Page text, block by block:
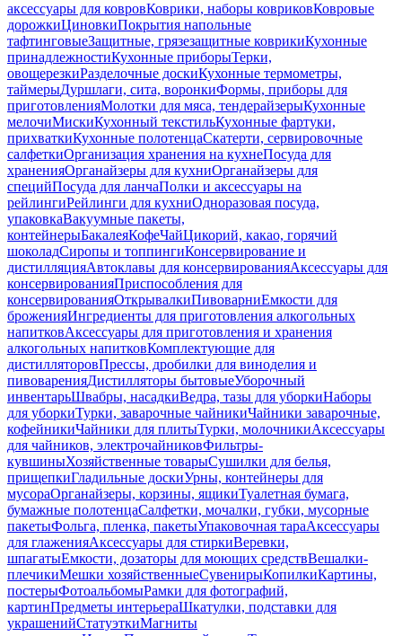
аксессуары для ковровКоврики, наборы ковриковКовровые
дорожкиЦиновкиПокрытия напольные
тафтинговыеЗащитные, грязезащитные коврикиКухонные
принадлежностиКухонные приборыТерки,
овощерезкиРазделочные доскиКухонные термометры,
таймерыДуршлаги, сита, воронкиФормы, приборы для
приготовленияМолотки для мяса, тендерайзерыКухонные
мелочиМискиКухонный текстильКухонные фартуки,
прихваткиКухонные полотенцаСкатерти, сервировочные
салфеткиОрганизация хранения на кухнеПосуда для
храненияОрганайзеры для кухниОрганайзеры для
специйПосуда для ланчаПолки и аксессуары на
рейлингиРейлинги для кухниОдноразовая посуда,
упаковкаВакуумные пакеты,
контейнерыБакалеяКофеЧайЦикорий, какао, горячий
шоколадСиропы и топпингиКонсервирование и
дистилляцияАвтоклавы для консервированияАксессуары для
консервированияПриспособления для
консервированияОткрывалкиПивоварниЕмкости для
броженияИнгредиенты для приготовления алкогольных
напитковАксессуары для приготовления и хранения
алкогольных напитковКомплектующие для
дистилляторовПрессы, дробилки для виноделия и
пивоваренияДистилляторы бытовыеУборочный
инвентарьШвабры, насадкиВедра, тазы для уборкиНаборы
для уборкиТурки, заварочные чайникиЧайники заварочные,
кофейникиЧайники для плитыТурки, молочникиАксессуары
для чайников, электрочайниковФильтры-
кувшиныХозяйственные товарыСушилки для белья,
прищепкиГладильные доскиУрны, контейнеры для
мусораОрганайзеры, корзины, ящикиТуалетная бумага,
бумажные полотенцаСалфетки, мочалки, губки, мусорные
пакетыФольга, пленка, пакетыУпаковочная тараАксессуары
для глаженияАксессуары для стиркиВеревки,
шпагатыЕмкости, дозаторы для моющих средствВешалки-
плечикиМешки хозяйственныеСувенирыКопилкиКартины,
постерыФотоальбомыРамки для фотографий,
картинПредметы интерьераШкатулки, подставки для
украшенийСтатуэткиМагниты